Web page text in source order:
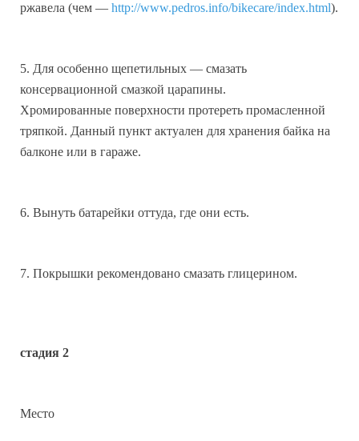
ржавела (чем — http://www.pedros.info/bikecare/index.html).
5. Для особенно щепетильных — смазать
консервационной смазкой царапины.
Хромированные поверхности протереть промасленной
тряпкой. Данный пункт актуален для хранения байка на
балконе или в гараже.
6. Вынуть батарейки оттуда, где они есть.
7. Покрышки рекомендовано смазать глицерином.
стадия 2
Место